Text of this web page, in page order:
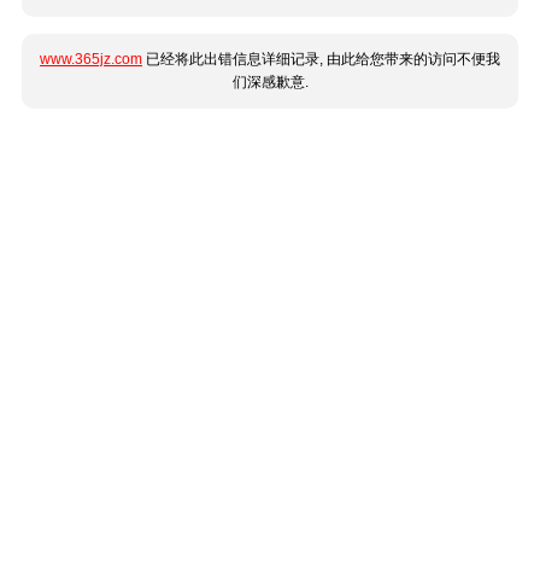
www.365jz.com 已经将此出错信息详细记录, 由此给您带来的访问不便我
们深感歉意.